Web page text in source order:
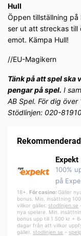
Hull
Öppen tillställning på
ser ut att streckas till
emot. Kämpa Hull!
//EU-Magikern
Tänk på att spel ska
pengar på spel. I
AB Spel. För dig
Stödlinjen: 020-
Expekt
100%
på
18+. För casino: Gäller
bonus. Min. insättning
villkor gäller. stodlinjen.se
nya spelare. Min.
bonus upp till 1 500 kr +
dagar från att villkor
gäller. stodlinjen.se –